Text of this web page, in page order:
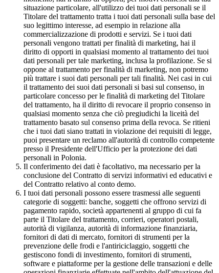
situazione particolare, all'utilizzo dei tuoi dati personali se il
Titolare del trattamento tratta i tuoi dati personali sulla base del
suo legittimo interesse, ad esempio in relazione alla
commercializzazione di prodotti e servizi. Se i tuoi dati
personali vengono trattati per finalità di marketing, hai il
diritto di opporti in qualsiasi momento al trattamento dei tuoi
dati personali per tale marketing, inclusa la profilazione. Se si
oppone al trattamento per finalità di marketing, non potremo
più trattare i suoi dati personali per tali finalità. Nei casi in cui
il trattamento dei suoi dati personali si basi sul consenso, in
particolare concesso per le finalità di marketing del Titolare
del trattamento, ha il diritto di revocare il proprio consenso in
qualsiasi momento senza che ciò pregiudichi la liceità del
trattamento basato sul consenso prima della revoca. Se ritieni
che i tuoi dati siano trattati in violazione dei requisiti di legge,
puoi presentare un reclamo all'autorità di controllo competente
presso il Presidente dell'Ufficio per la protezione dei dati
personali in Polonia.
Il conferimento dei dati è facoltativo, ma necessario per la
conclusione del Contratto di servizi informativi ed educativi e
del Contratto relativo al conto demo.
I tuoi dati personali possono essere trasmessi alle seguenti
categorie di soggetti: banche, soggetti che offrono servizi di
pagamento rapido, società appartenenti al gruppo di cui fa
parte il Titolare del trattamento, corrieri, operatori postali,
autorità di vigilanza, autorità di informazione finanziaria,
fornitori di dati di mercato, fornitori di strumenti per la
prevenzione delle frodi e l'antiriciclaggio, soggetti che
gestiscono fondi di investimento, fornitori di strumenti,
software e piattaforme per la gestione delle transazioni e delle